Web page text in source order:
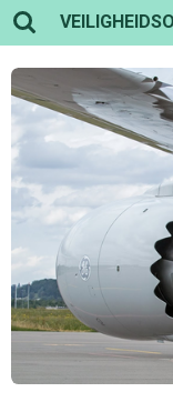
Ga
direct
naar
de
hoofdinhoud